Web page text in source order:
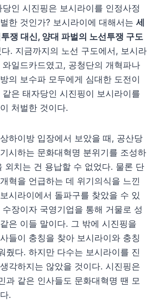
인 시진핑은 보시라이를 인정사정
한 것인가? 보시라이에 대해서는 세
쟁 대신, 양대 파벌의 노선투쟁 구도
. 지금까지의 노선 구도에서, 보시라
일드카드였고, 공청단의 개혁파나
의 보수파 모두에게 심대한 도전이
은 태자당인 시진핑이 보시라이를
처벌한 것이다.
하이방 입장에서 보았을 때, 공산당
시하는 문화대혁명 분위기를 조성하
외치는 건 용납할 수 없었다. 물론 단
혁을 언급하는 데 위기의식을 느낀
시라이에서 돌파구를 찾았을 수 있
장이자 국영기업을 통해 거물로 성
은 이들 말이다. 그 밖에 시진핑을
들이 충칭을 찾아 보시라이와 충칭
줬다. 하지만 다수는 보시라이를 진
각하지는 않았을 것이다. 시진핑은
과 같은 인사들도 문화대혁명 땐 모
.